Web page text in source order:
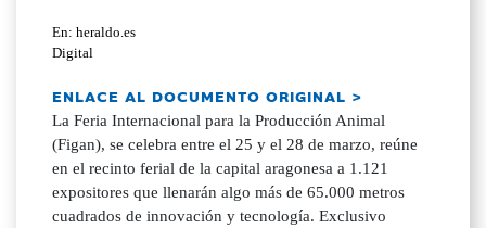
En: heraldo.es
Digital
ENLACE AL DOCUMENTO ORIGINAL >
La Feria Internacional para la Producción Animal
(Figan), se celebra entre el 25 y el 28 de marzo, reúne
en el recinto ferial de la capital aragonesa a 1.121
expositores que llenarán algo más de 65.000 metros
cuadrados de innovación y tecnología. Exclusivo